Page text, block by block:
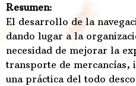
Resumen:
El desarrollo de la
dando lugar a la
necesidad de mejorar la
transporte de mercancías,
una práctica del todo